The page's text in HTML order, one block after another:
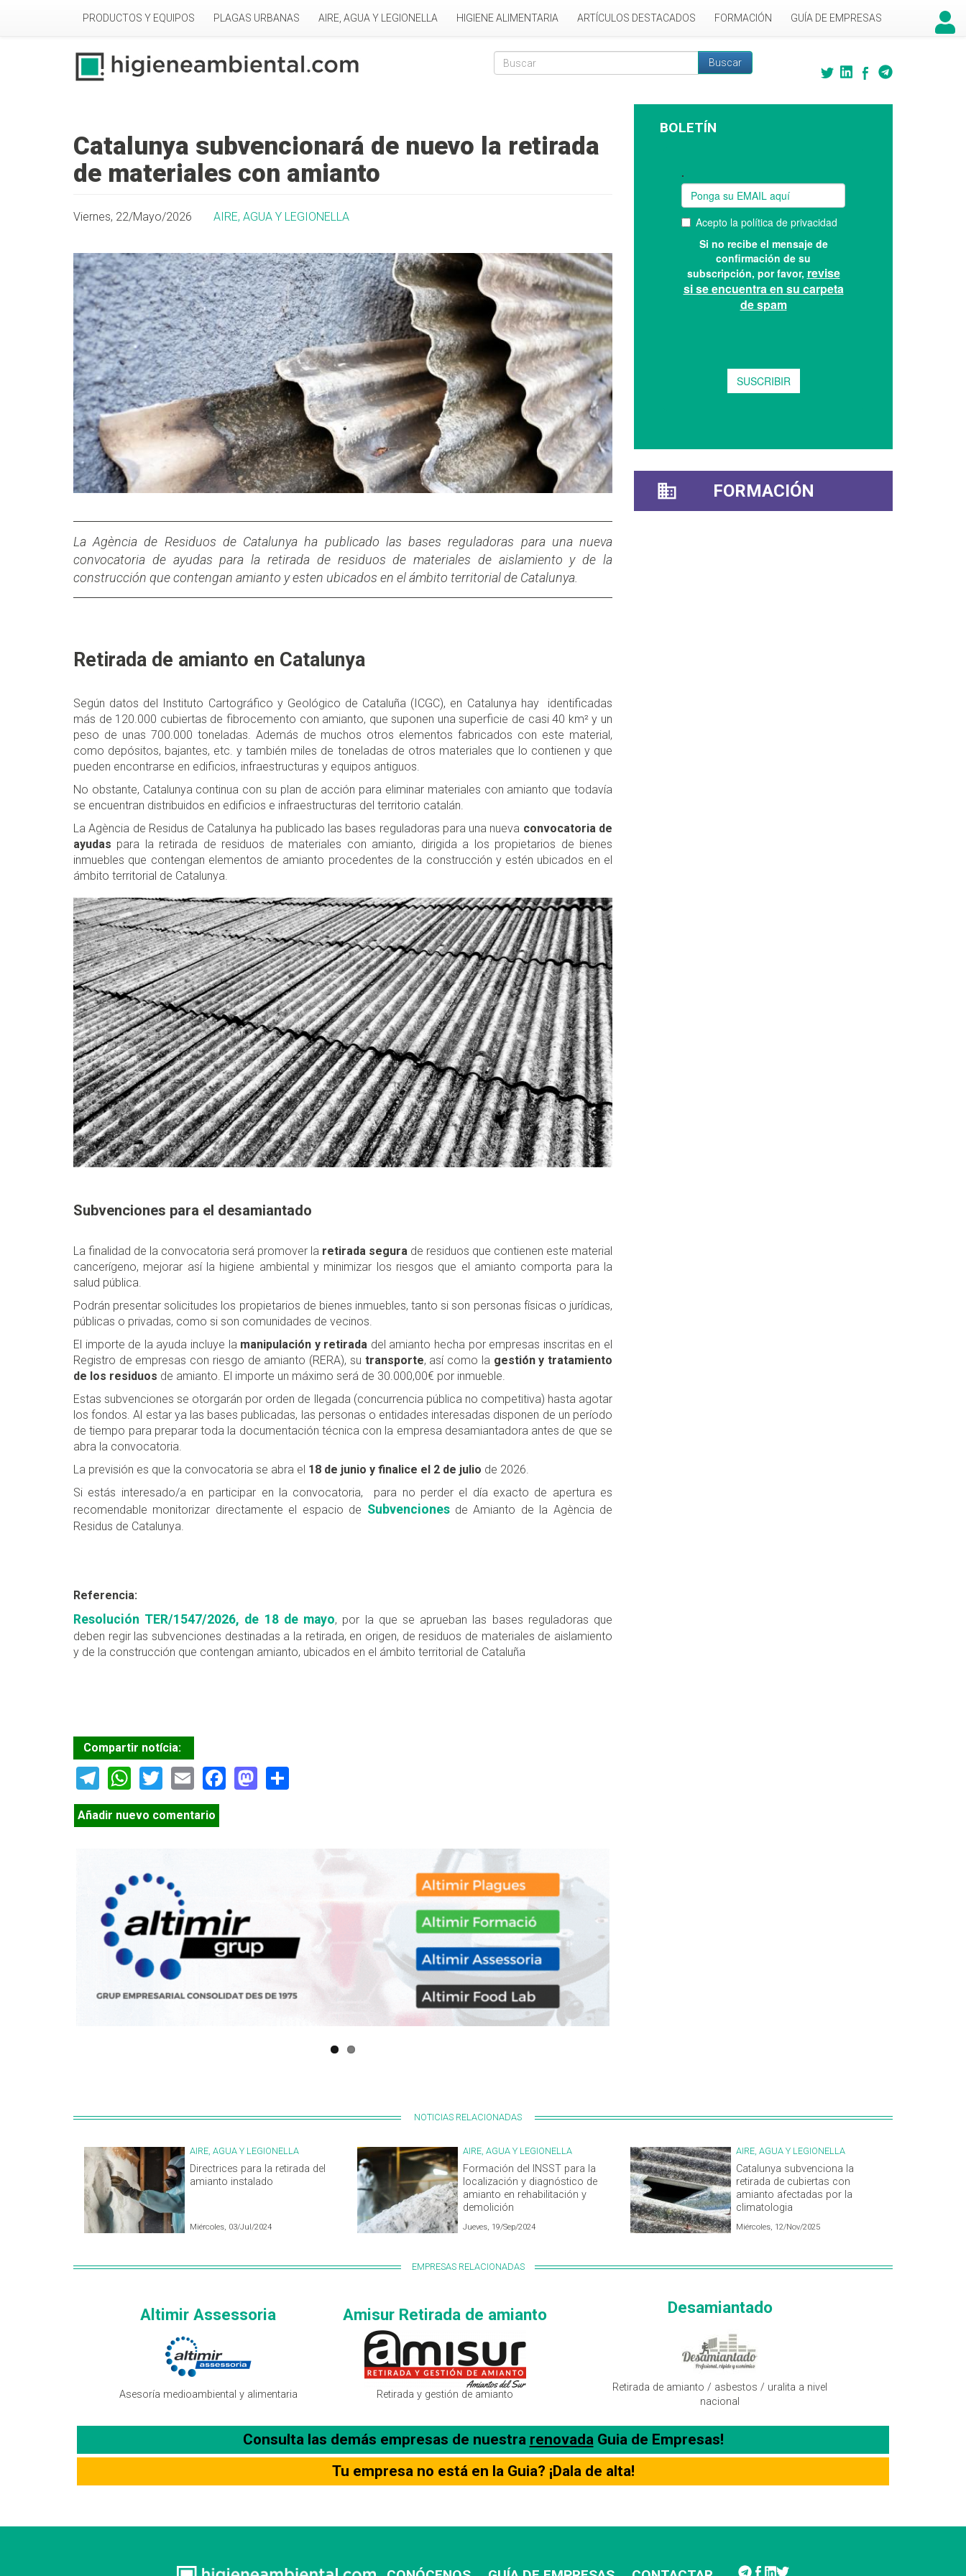
PRODUCTOS Y EQUIPOS PLAGAS URBANAS AIRE, AGUA Y LEGIONELLA HIGIENE ALIMENTARIA ARTÍCULOS DESTACADOS FORMACIÓN GUÍA DE EMPRESAS
Formulario de búsqueda
Buscar
Catalunya subvencionará de nuevo la retirada
de materiales con amianto
Viernes, 22/Mayo/2026 AIRE, AGUA Y LEGIONELLA
La Agència de Residuos de Catalunya ha publicado las bases reguladoras para una nueva
convocatoria de ayudas para la retirada de residuos de materiales de aislamiento y de la
construcción que contengan amianto y esten ubicados en el ámbito territorial de Catalunya.
Retirada de amianto en Catalunya
Según datos del Instituto Cartográfico y Geológico de Cataluña (ICGC), en Catalunya hay identificadas
más de 120.000 cubiertas de fibrocemento con amianto, que suponen una superficie de casi 40 km² y un
peso de unas 700.000 toneladas. Además de muchos otros elementos fabricados con este material,
como depósitos, bajantes, etc. y también miles de toneladas de otros materiales que lo contienen y que
pueden encontrarse en edificios, infraestructuras y equipos antiguos.
No obstante, Catalunya continua con su plan de acción para eliminar materiales con amianto que todavía
se encuentran distribuidos en edificios e infraestructuras del territorio catalán.
La Agència de Residus de Catalunya ha publicado las bases reguladoras para una nueva convocatoria de
ayudas para la retirada de residuos de materiales con amianto, dirigida a los propietarios de bienes
inmuebles que contengan elementos de amianto procedentes de la construcción y estén ubicados en el
ámbito territorial de Catalunya.
Subvenciones para el desamiantado
La finalidad de la convocatoria será promover la retirada segura de residuos que contienen este material
cancerígeno, mejorar así la higiene ambiental y minimizar los riesgos que el amianto comporta para la
salud pública.
Podrán presentar solicitudes los propietarios de bienes inmuebles, tanto si son personas físicas o jurídicas,
públicas o privadas, como si son comunidades de vecinos.
El importe de la ayuda incluye la manipulación y retirada del amianto hecha por empresas inscritas en el
Registro de empresas con riesgo de amianto (RERA), su transporte, así como la gestión y tratamiento
de los residuos de amianto. El importe un máximo será de 30.000,00€ por inmueble.
Estas subvenciones se otorgarán por orden de llegada (concurrencia pública no competitiva) hasta agotar
los fondos. Al estar ya las bases publicadas, las personas o entidades interesadas disponen de un período
de tiempo para preparar toda la documentación técnica con la empresa desamiantadora antes de que se
abra la convocatoria.
La previsión es que la convocatoria se abra el 18 de junio y finalice el 2 de julio de 2026.
Si estás interesado/a en participar en la convocatoria, para no perder el día exacto de apertura es
recomendable monitorizar directamente el espacio de Subvenciones de Amianto de la Agència de
Residus de Catalunya.
Referencia:
Resolución TER/1547/2026, de 18 de mayo, por la que se aprueban las bases reguladoras que
deben regir las subvenciones destinadas a la retirada, en origen, de residuos de materiales de aislamiento
y de la construcción que contengan amianto, ubicados en el ámbito territorial de Cataluña
Compartir notícia:
Telegram
WhatsApp
TwitterEmailFacebook
Mastodon
Añadir nuevo comentario
BOLETÍN
FORMACIÓN
NOTICIAS RELACIONADAS
AIRE, AGUA Y LEGIONELLA
Directrices para la retirada del
amianto instalado
Miércoles, 03/Jul/2024
AIRE, AGUA Y LEGIONELLA
Formación del INSST para la
localización y diagnóstico de
amianto en rehabilitación y
demolición
Jueves, 19/Sep/2024
AIRE, AGUA Y LEGIONELLA
Catalunya subvenciona la
retirada de cubiertas con
amianto afectadas por la
climatologia
Miércoles, 12/Nov/2025
EMPRESAS RELACIONADAS
Altimir Assessoria
Asesoría medioambiental y alimentaria
Amisur Retirada de amianto
Retirada y gestión de amianto
Desamiantado
Retirada de amianto / asbestos / uralita a nivel
nacional
Consulta las demás empresas de nuestra renovadaGuia de Empresas!
Tu empresa no está en la Guia? ¡Dala de alta!